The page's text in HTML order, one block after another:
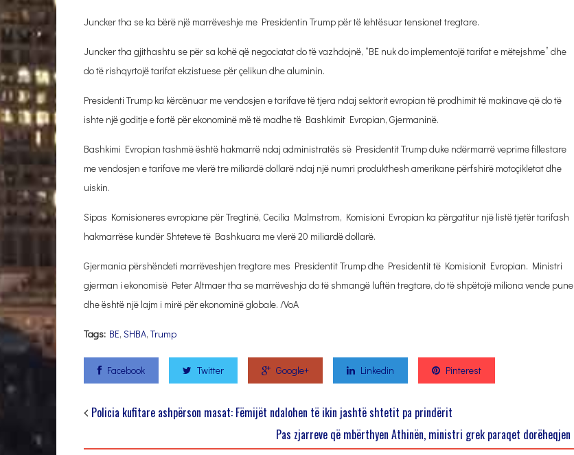
Juncker tha se ka bërë një marrëveshje me Presidentin Trump për të lehtësuar tensionet tregtare.
Juncker tha gjithashtu se për sa kohë që negociatat do të vazhdojnë, “BE nuk do implementojë tarifat e mëtejshme” dhe
do të rishqyrtojë tarifat ekzistuese për çelikun dhe aluminin.
Presidenti Trump ka kërcënuar me vendosjen e tarifave të tjera ndaj sektorit evropian të prodhimit të makinave që do të
ishte një goditje e fortë për ekonominë më të madhe të Bashkimit Evropian, Gjermaninë.
Bashkimi Evropian tashmë është hakmarrë ndaj administratës së Presidentit Trump duke ndërmarrë veprime fillestare
me vendosjen e tarifave me vlerë tre miliardë dollarë ndaj një numri produkthesh amerikane përfshirë motoçikletat dhe
uiskin.
Sipas Komisioneres evropiane për Tregtinë, Cecilia Malmstrom, Komisioni Evropian ka përgatitur një listë tjetër tarifash
hakmarrëse kundër Shteteve të Bashkuara me vlerë 20 miliardë dollarë.
Gjermania përshëndeti marrëveshjen tregtare mes Presidentit Trump dhe Presidentit të Komisionit Evropian. Ministri
gjerman i ekonomisë Peter Altmaer tha se marrëveshja do të shmangë luftën tregtare, do të shpëtojë miliona vende pune
dhe është një lajm i mirë për ekonominë globale. /VoA
Tags: BE, SHBA, Trump
Facebook Twitter Google+ Linkedin Pinterest
Policia kufitare ashpërson masat: Fëmijët ndalohen të ikin jashtë shtetit pa prindërit
Pas zjarreve që mbërthyen Athinën, ministri grek paraqet dorëheqjen